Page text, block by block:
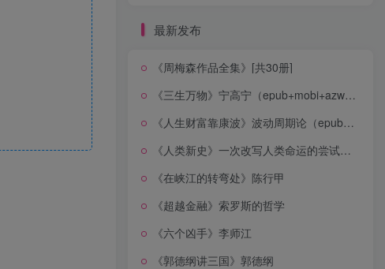
最新发布
《周梅森作品全集》[共30册]
《三生万物》宁高宁（epub+mobi+azw3+pdf）
《人生财富靠康波》波动周期论（epub+mobi+azw3+pdf）
《人类新史》一次改写人类命运的尝试（epub+mobi+azw3+pdf）
《在峡江的转弯处》陈行甲
《超越金融》索罗斯的哲学
《六个凶手》李师江
《郭德纲讲三国》郭德纲